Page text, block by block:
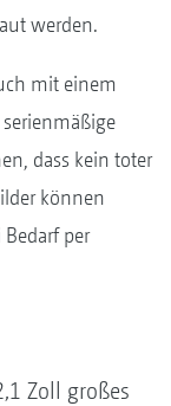
werden.
mit einem
dass kein toter
können
per
Zoll großes